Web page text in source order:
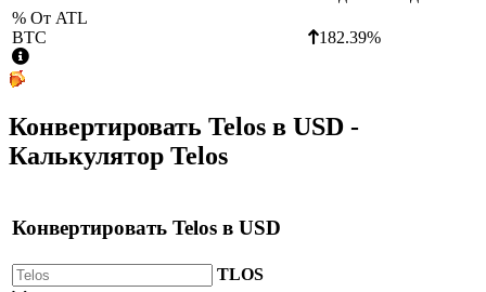
% От ATL
BTC
182.39%
Конвертировать Telos в USD -
Калькулятор Telos
Конвертировать Telos в USD
TLOS